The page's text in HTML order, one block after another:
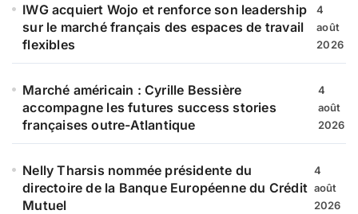
IWG acquiert Wojo et renforce son leadership
sur le marché français des espaces de travail
flexibles
4
août
2026
Marché américain : Cyrille Bessière
accompagne les futures success stories
françaises outre-Atlantique
4
août
2026
Nelly Tharsis nommée présidente du
directoire de la Banque Européenne du Crédit
Mutuel
4
août
2026